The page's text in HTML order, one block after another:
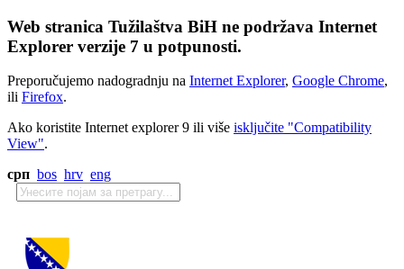
Web stranica Tužilaštva BiH ne podržava Internet
Explorer verzije 7 u potpunosti.
Preporučujemo nadogradnju na Internet Explorer, Google Chrome,
ili Firefox.
Ako koristite Internet explorer 9 ili više isključite "Compatibility
View".
срп bos hrv eng